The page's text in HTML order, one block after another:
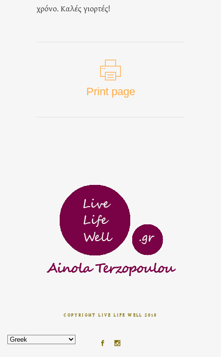
χρόνο. Καλές γιορτές!
Print page
COPYRIGHT LIVE LIFE WELL 2018